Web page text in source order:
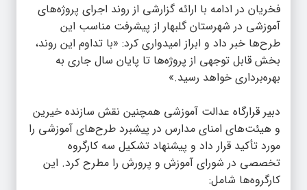
فخریان در ادامه با ارائه گزارشی از روند اجرای پروژه‌های
آموزشی در شهرستان گلبهار از پیشرفت مناسب این
طرح‌ها خبر داد و ابراز امیدواری کرد: «با تداوم این روند،
بخش قابل توجهی از پروژه‌ها تا پایان سال جاری به
بهره‌برداری خواهد رسید.»
دبیر قرارگاه عدالت آموزشی همچنین نقش سازنده خیرین
و هیئت‌های امنای مدارس در پیشبرد طرح‌های آموزشی را
مورد تأکید قرار داد و پیشنهاد تشکیل سه کارگروه
تخصصی در شورای آموزش و پرورش را مطرح کرد. این
کارگروه‌ها شامل: